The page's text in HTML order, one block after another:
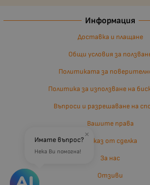
Информация
Доставка и плащане
Общи условия за
Политиката за
Политика за използване на
Въпроси и разрешаване на
Вашите права
Отказ от сделка
За нас
Отзиви
×
Имате въпрос?
Нека Ви помогна!